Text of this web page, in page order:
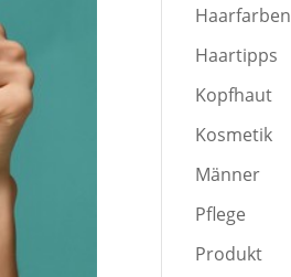
Haarfarben
Haartipps
Kopfhaut
Kosmetik
Männer
Pflege
Produkt